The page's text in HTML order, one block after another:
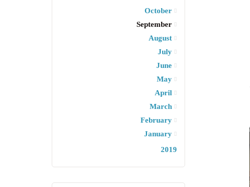
October
September
August
July
June
May
April
March
February
January
2019